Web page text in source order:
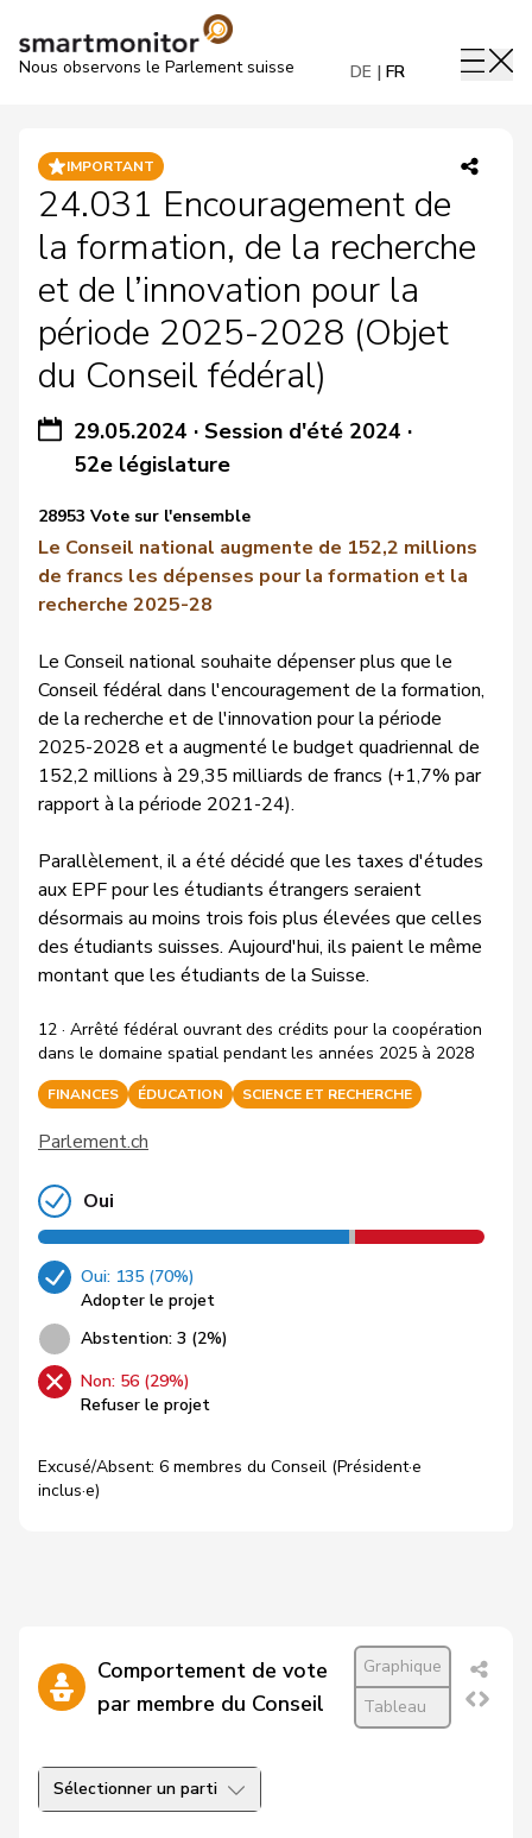
Nous observons le Parlement suisse DE FR
IMPORTANT
24.031 Encouragement de
la formation, de la recherche
et de l’innovation pour la
période 2025-2028 (Objet
du Conseil fédéral)
29.05.2024 · Session d'été 2024 ·
52e législature
28953 Vote sur l'ensemble
Le Conseil national augmente de 152,2 millions
de francs les dépenses pour la formation et la
recherche 2025-28
Le Conseil national souhaite dépenser plus que le
Conseil fédéral dans l'encouragement de la formation,
de la recherche et de l'innovation pour la période
2025-2028 et a augmenté le budget quadriennal de
152,2 millions à 29,35 milliards de francs (+1,7% par
rapport à la période 2021-24).
Parallèlement, il a été décidé que les taxes d'études
aux EPF pour les étudiants étrangers seraient
désormais au moins trois fois plus élevées que celles
des étudiants suisses. Aujourd'hui, ils paient le même
montant que les étudiants de la Suisse.
12 · Arrêté fédéral ouvrant des crédits pour la coopération
dans le domaine spatial pendant les années 2025 à 2028
FINANCES ÉDUCATION SCIENCE ET RECHERCHE
Parlement.ch
Oui
Oui: 135 (70%)
Adopter le projet
Abstention: 3 (2%)
Non: 56 (29%)
Refuser le projet
Excusé/Absent: 6 membres du Conseil (Président·e
inclus·e)
Comportement de vote
par membre du Conseil
Graphique
Tableau
Sélectionner un parti